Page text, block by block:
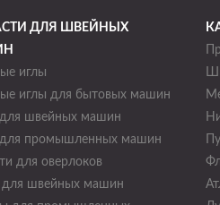
ДЛЯ ШВЕЙНЫХ
иглы
иглы для бытовых машин
швейных машин
промышленных машин
для оверлоков
для швейных машин